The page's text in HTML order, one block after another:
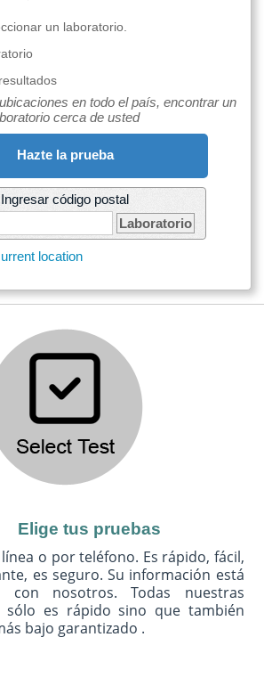
un laboratorio.
en todo el país, encontrar un
cerca de usted
Hazte la prueba
Ingresar código postal
Laboratorio
location
Elige tus pruebas
o por teléfono. Es rápido, fácil,
es seguro. Su información está
con nosotros. Todas nuestras
sólo es rápido sino que también
bajo garantizado .